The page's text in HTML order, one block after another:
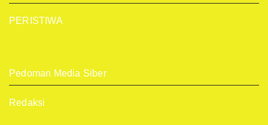
PERISTIWA
Pedoman Media Siber
Redaksi